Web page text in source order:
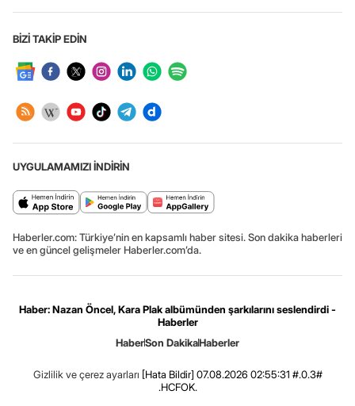
BİZİ TAKİP EDİN
UYGULAMAMIZI İNDİRİN
Haberler.com: Türkiye’nin en kapsamlı haber sitesi. Son dakika haberleri
ve en güncel gelişmeler Haberler.com’da.
Haber: Nazan Öncel, Kara Plak albümünden şarkılarını seslendirdi -
Haberler
HaberSon DakikaHaberler
Gizlilik ve çerez ayarları [Hata Bildir] 07.08.2026 02:55:31 #.0.3#
.HCFOK.